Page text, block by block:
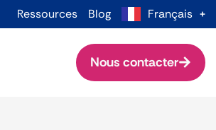
Ressources Blog Français
Nous contacter